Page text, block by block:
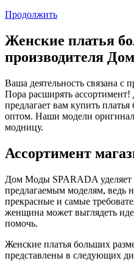
Продолжить
Женские платья
производителя
Ваша деятельность связана с
Пора расширять
предлагает вам купить
оптом. Наши модели
модницу.
Ассортимент
Дом Моды SPARADA уделяет
предлагаемым моделям, ведь
прекрасные и самые
женщина может выглядеть
помочь.
Женские платья больших
представлены в следующих